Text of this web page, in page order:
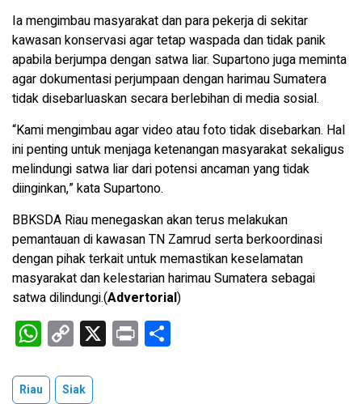
Ia mengimbau masyarakat dan para pekerja di sekitar
kawasan konservasi agar tetap waspada dan tidak panik
apabila berjumpa dengan satwa liar. Supartono juga meminta
agar dokumentasi perjumpaan dengan harimau Sumatera
tidak disebarluaskan secara berlebihan di media sosial.
“Kami mengimbau agar video atau foto tidak disebarkan. Hal
ini penting untuk menjaga ketenangan masyarakat sekaligus
melindungi satwa liar dari potensi ancaman yang tidak
diinginkan,” kata Supartono.
BBKSDA Riau menegaskan akan terus melakukan
pemantauan di kawasan TN Zamrud serta berkoordinasi
dengan pihak terkait untuk memastikan keselamatan
masyarakat dan kelestarian harimau Sumatera sebagai
satwa dilindungi.(Advertorial)
W
h
at
C
o
py
X Pr
in
Riau Siak